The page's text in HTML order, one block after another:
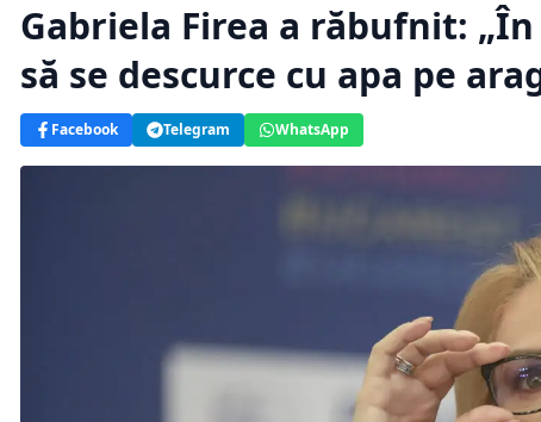
Gabriela Firea a răbufnit:
să se descurce cu apa pe
Facebook Telegram WhatsApp